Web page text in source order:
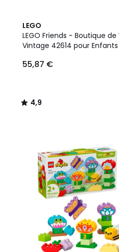
LEGO
LEGO Friends - Boutique
Vintage 42614 pour
55,87 €
4,9
/ 5
4,9
/